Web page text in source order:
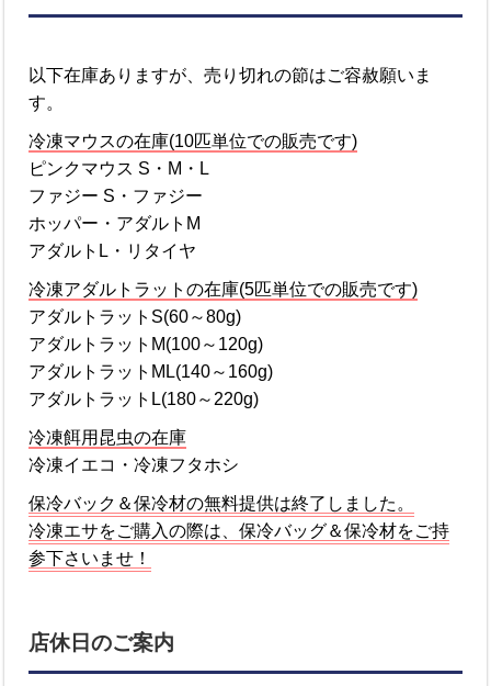
以下在庫ありますが、売り切れの節はご容赦願いま
す。
冷凍マウスの在庫(10匹単位での販売です)
ピンクマウス S・M・L
ファジー S・ファジー
ホッパー・アダルトM
アダルトL・リタイヤ
冷凍アダルトラットの在庫(5匹単位での販売です)
アダルトラットS(60～80g)
アダルトラットM(100～120g)
アダルトラットML(140～160g)
アダルトラットL(180～220g)
冷凍餌用昆虫の在庫
冷凍イエコ・冷凍フタホシ
保冷バック＆保冷材の無料提供は終了しました。
冷凍エサをご購入の際は、保冷バッグ＆保冷材をご持
参下さいませ！
店休日のご案内